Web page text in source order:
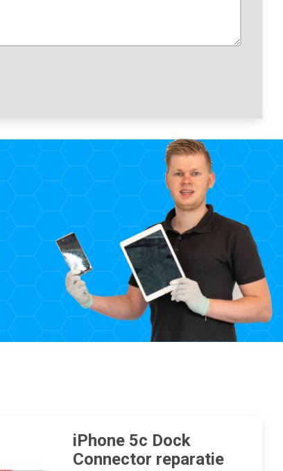
iPhone 5c Dock
Connector reparatie